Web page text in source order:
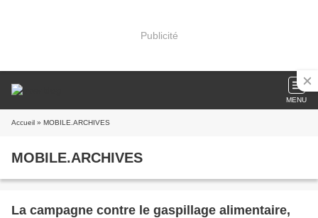
Publicité
MENU
Accueil » MOBILE.ARCHIVES
MOBILE.ARCHIVES
La campagne contre le gaspillage alimentaire,